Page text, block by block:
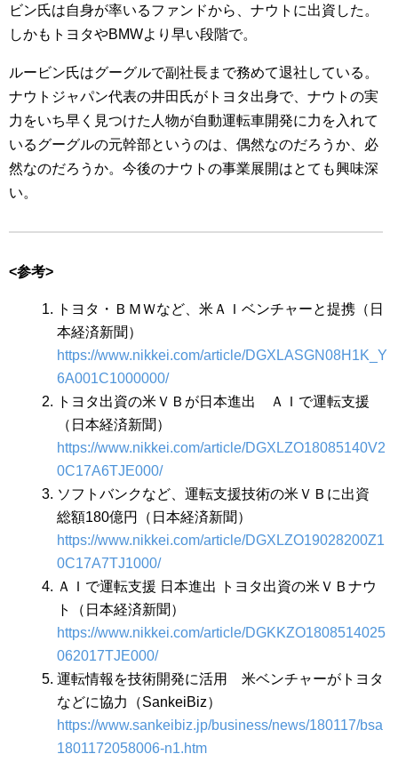
ビン氏は自身が率いるファンドから、ナウトに出資した。
しかもトヨタやBMWより早い段階で。
ルービン氏はグーグルで副社長まで務めて退社している。
ナウトジャパン代表の井田氏がトヨタ出身で、ナウトの実
力をいち早く見つけた人物が自動運転車開発に力を入れて
いるグーグルの元幹部というのは、偶然なのだろうか、必
然なのだろうか。今後のナウトの事業展開はとても興味深
い。
<参考>
トヨタ・ＢＭＷなど、米ＡＩベンチャーと提携（日
本経済新聞）
https://www.nikkei.com/article/DGXLASGN08H1K_Y
6A001C1000000/
トヨタ出資の米ＶＢが日本進出 ＡＩで運転支援
（日本経済新聞）
https://www.nikkei.com/article/DGXLZO18085140V2
0C17A6TJE000/
ソフトバンクなど、運転支援技術の米ＶＢに出資
総額180億円（日本経済新聞）
https://www.nikkei.com/article/DGXLZO19028200Z1
0C17A7TJ1000/
ＡＩで運転支援 日本進出 トヨタ出資の米ＶＢナウ
ト（日本経済新聞）
https://www.nikkei.com/article/DGKKZO1808514025
062017TJE000/
運転情報を技術開発に活用 米ベンチャーがトヨタ
などに協力（SankeiBiz）
https://www.sankeibiz.jp/business/news/180117/bsa
1801172058006-n1.htm